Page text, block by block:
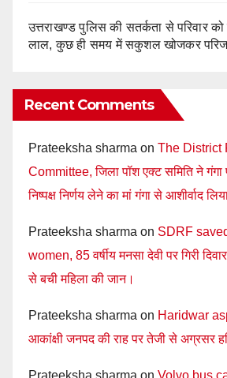
उत्तराखण्ड पुलिस की सतर्कता से परिवार को
लाल, कुछ ही समय में सकुशल खोजकर
Recent Comments
Prateeksha sharma on The District
Committee, जिला पॉश एक्ट समिति ने
निष्पक्ष निर्णय लेने का मां गंगा से आशीर्वाद
Prateeksha sharma on SDRF
women, 85 वर्षीय मनसा देवी पर गिरी
से बची महिला की जान।
Prateeksha sharma on Haridwar
आकांक्षी जनपद की राह पर तेजी से अग्रसर
Prateeksha sharma on Volvo bus